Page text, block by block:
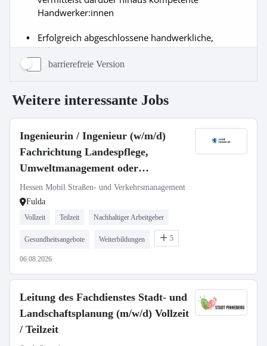
barrierefreie Version
Weitere interessante Jobs
Ingenieurin / Ingenieur (w/m/d)
Fachrichtung Landespflege,
Umweltmanagement oder
Landschaftsplanung
Hessen Mobil Straßen- und Verkehrsmanagement
Fulda
Vollzeit Teilzeit Nachhaltiger Arbeitgeber
Gesundheitsangebote Weiterbildungen 5
06.08.2026
Leitung des Fachdienstes Stadt- und
Landschaftsplanung (m/w/d) Vollzeit
/ Teilzeit